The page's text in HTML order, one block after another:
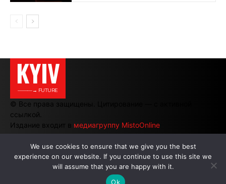
KYIV
———→ FUTURE
© Все права защищены. Цитирование — с активной
ссылкой.
Издание входит в медиагруппу MistoOnline
АВТОРЫ | РЕКЛАМА НА САЙТЕ
We use cookies to ensure that we give you the best
experience on our website. If you continue to use this site we
will assume that you are happy with it.
Ok